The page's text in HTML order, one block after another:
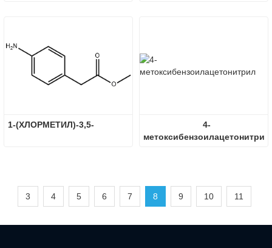
1-(ХЛОРМЕТИЛ)-3,5-
4-
метоксибензоилацетонитрил
3 4 5 6 7 8 9 10 11